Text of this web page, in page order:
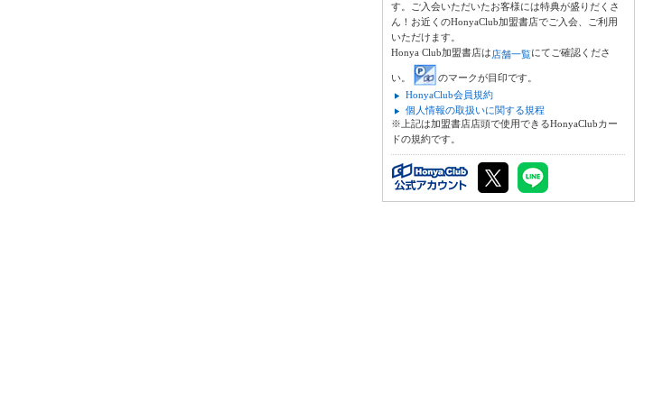
す。ご入会いただいたお客様には特典が盛りだくさ
ん！お近くのHonyaClub加盟書店でご入会、ご利用
いただけます。
Honya Club加盟書店は店舗一覧にてご確認くださ
い。
のマークが目印です。
HonyaClub会員規約
個人情報の取扱いに関する規程
※上記は加盟書店店頭で使用できるHonyaClubカー
ドの規約です。